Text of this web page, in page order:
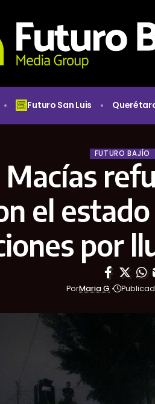
Futuro San Luis
FUTURO BAJÍO
el
por
PorMaria G